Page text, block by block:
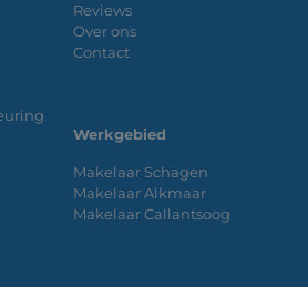
Reviews
Over ons
Contact
Werkgebied
Makelaar Schagen
Makelaar Alkmaar
Makelaar Callantsoog